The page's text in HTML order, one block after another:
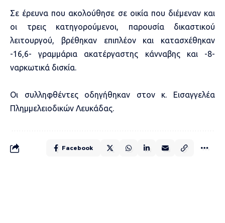
Σε έρευνα που ακολούθησε σε οικία που διέμεναν και
οι τρεις κατηγορούμενοι, παρουσία δικαστικού
λειτουργού, βρέθηκαν επιπλέον και κατασχέθηκαν
-16,6- γραμμάρια ακατέργαστης κάνναβης και -8-
ναρκωτικά δισκία.
Οι συλληφθέντες οδηγήθηκαν στον κ. Εισαγγελέα
Πλημμελειοδικών Λευκάδας.
Facebook